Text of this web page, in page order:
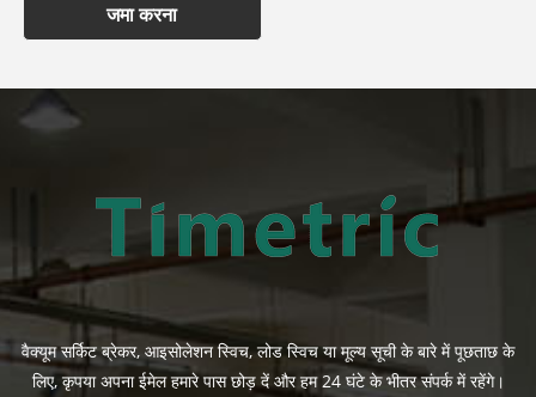
जमा करना
वैक्यूम सर्किट ब्रेकर, आइसोलेशन स्विच, लोड स्विच या मूल्य सूची के बारे में पूछताछ के
लिए, कृपया अपना ईमेल हमारे पास छोड़ दें और हम 24 घंटे के भीतर संपर्क में रहेंगे।